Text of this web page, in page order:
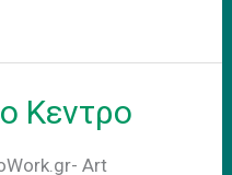
Κεντρο
Art